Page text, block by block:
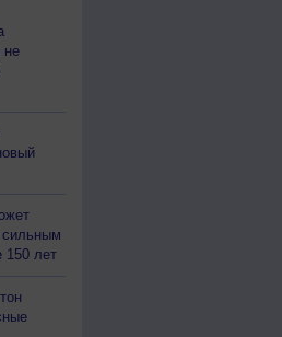
не
150 лет